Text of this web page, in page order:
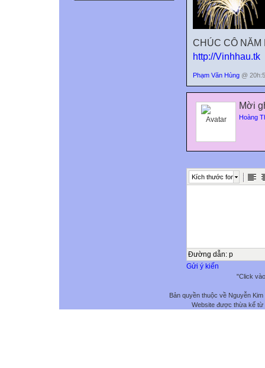
CHÚC CÔ
http://Vinhhau.tk
Phạm Văn Hùng @
Mời
Hoàng
Kích thước font
Đường dẫn: p
Gửi ý kiến
"Click
Bản quyền thuộc về Nguyễn
Website được thừa kế từ